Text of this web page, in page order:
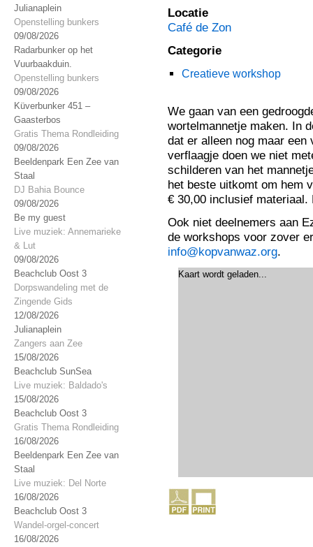
Julianaplein
Openstelling bunkers
09/08/2026
Radarbunker op het
Vuurbaakduin.
Openstelling bunkers
09/08/2026
Küverbunker 451 –
Gaasterbos
Gratis Thema Rondleiding
09/08/2026
Beeldenpark Een Zee van
Staal
DJ Bahia Bounce
09/08/2026
Be my guest
Live muziek: Annemarieke
& Lut
09/08/2026
Beachclub Oost 3
Dorpswandeling met de
Zingende Gids
12/08/2026
Julianaplein
Zangers aan Zee
15/08/2026
Beachclub SunSea
Live muziek: Baldado's
15/08/2026
Beachclub Oost 3
Gratis Thema Rondleiding
16/08/2026
Beeldenpark Een Zee van
Staal
Live muziek: Del Norte
16/08/2026
Beachclub Oost 3
Wandel-orgel-concert
16/08/2026
Locatie
Café de Zon
Categorie
Creatieve workshop
We gaan van een
wortelmannetje maken. In
dat er alleen nog maar
verflaagje doen we niet
schilderen van het
het beste uitkomt om hem
€ 30,00 inclusief
Ook niet deelnemers aan
de workshops voor zover
info@kopvanwaz.org.
Kaart wordt geladen...